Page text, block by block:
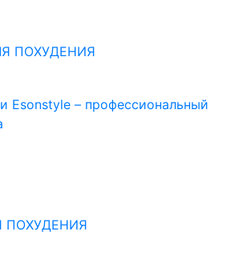
ПОХУДЕНИЯ
Esonstyle – профессиональный
ПОХУДЕНИЯ